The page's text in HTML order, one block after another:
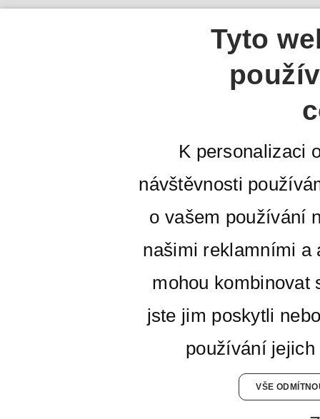
Tyto
K personalizaci
návštěvnosti
o vašem používání
našimi reklamními a
mohou kombinovat
jste jim poskytli
používání
VŠE